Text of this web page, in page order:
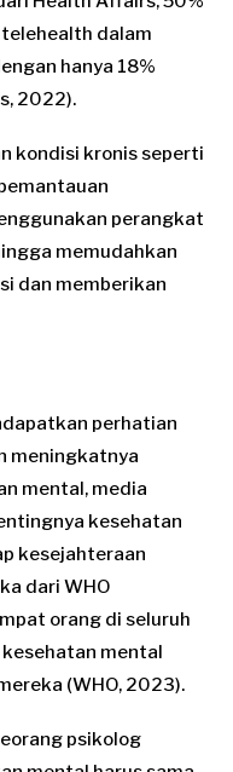
dalam
hanya 18%
2022).
kondisi kronis seperti
perangkat
memudahkan
dan memberikan
perhatian
meningkatnya
mental, media
kesehatan
kesejahteraan
dari WHO
orang di seluruh
mental
(WHO, 2023).
psikolog